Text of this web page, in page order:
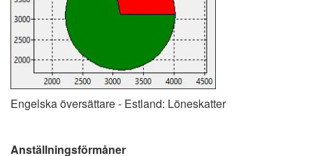
Engelska översättare - Estland: Löneskatter
Anställningsförmåner